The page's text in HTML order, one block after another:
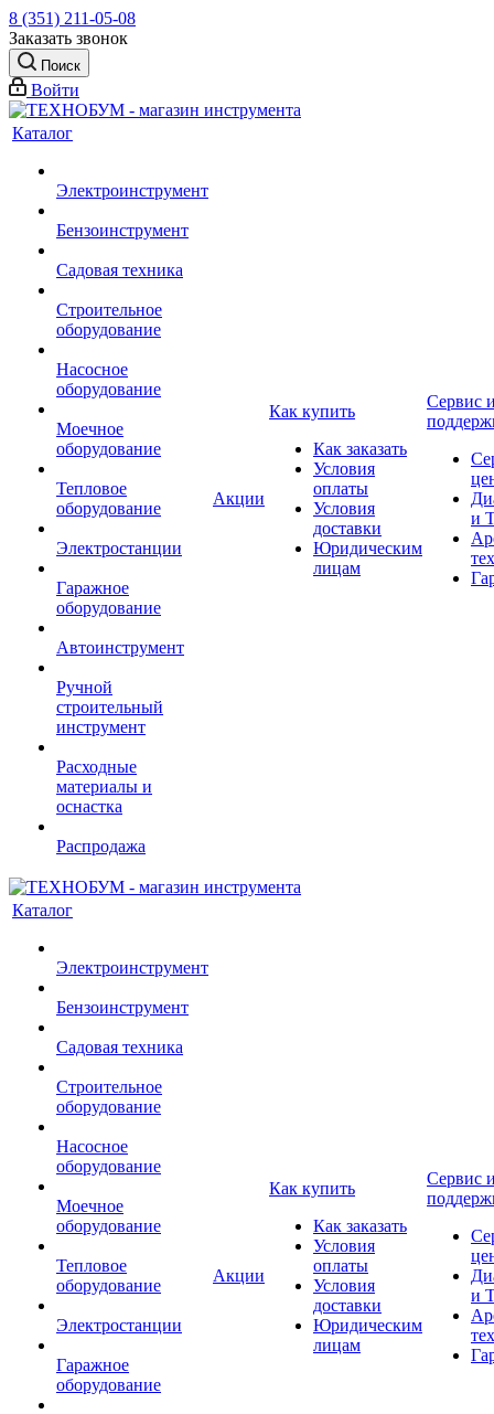
8 (351) 211-05-08
Заказать звонок
Поиск
Войти
Каталог
Электроинструмент
Бензоинструмент
Садовая техника
Строительное
оборудование
Насосное
оборудование
Моечное
оборудование
Тепловое
оборудование
Электростанции
Гаражное
оборудование
Автоинструмент
Ручной
строительный
инструмент
Расходные
материалы и
оснастка
Распродажа
Акции
Как купить
Как заказать
Условия
оплаты
Условия
доставки
Юридическим
лицам
Сервис
и
Каталог
Электроинструмент
Бензоинструмент
Садовая техника
Строительное
оборудование
Насосное
оборудование
Моечное
оборудование
Тепловое
оборудование
Электростанции
Гаражное
оборудование
Акции
Как купить
Как заказать
Условия
оплаты
Условия
доставки
Юридическим
лицам
Сервис
и